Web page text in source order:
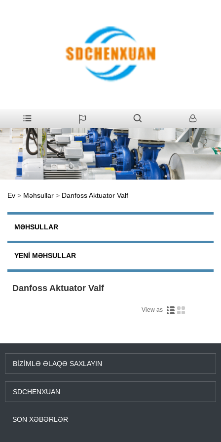
Ev > Məhsullar > Danfoss Aktuator Valf
MƏHSULLAR
YENI MƏHSULLAR
Danfoss Aktuator Valf
View as
BIZIMLƏ ƏLAQƏ SAXLAYIN
SDCHENXUAN
SON XƏBƏRLƏR